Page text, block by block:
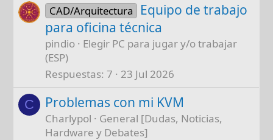
CAD/Arquitectura
Equipo de trabajo
para oficina técnica
pindio
Elegir PC para jugar y/o trabajar
(ESP)
Respuestas 7 23 Jul 2026
C Problemas con mi KVM
Charlypol
General [Dudas, Noticias,
Hardware y Debates]